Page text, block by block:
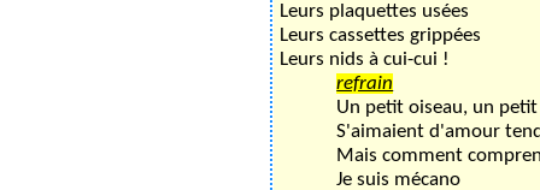
Leurs plaquettes usées
Leurs cassettes grippées
Leurs nids à cui-cui !
refrain
Un petit oiseau, un
S'aimaient d'amour
Mais comment
Je suis mécano